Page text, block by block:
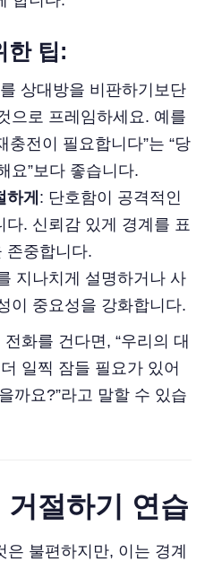
한 팁:
상대방을 비판하기보단
으로 프레임하세요. 예를
충전이 필요합니다”는 “당
요”보다 좋습니다.
하게 : 단호함이 공격적인
다. 신뢰감 있게 경계를 표
존중합니다.
지나치게 설명하거나 사
이 중요성을 강화합니다.
화를 건다면, “우리의 대
일찍 잠들 필요가 있어
까요?”라고 말할 수 있습
절하기 연습
은 불편하지만, 이는 경계